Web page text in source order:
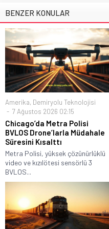
BENZER KONULAR
Amerika, Demiryolu Teknolojisi
7 Ağustos 2026 02:15
Chicago’da Metra Polisi
BVLOS Drone’larla Müdahale
Süresini Kısalttı
Metra Polisi, yüksek çözünürlüklü
video ve kızılötesi sensörlü 3
BVLOS...